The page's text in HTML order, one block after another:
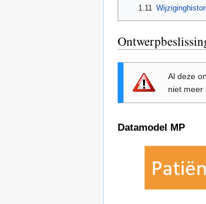
1.11
Al deze
niet meer
Datamodel MP